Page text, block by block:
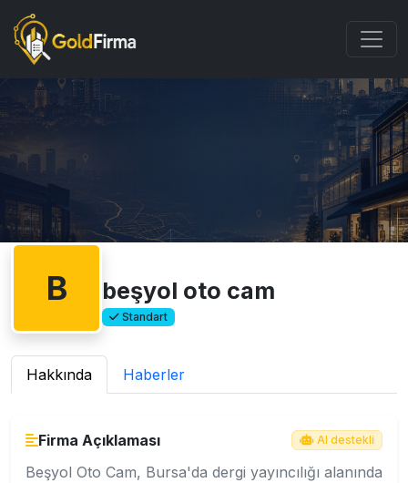
B beşyol oto cam
Standart
Hakkında Haberler
Firma Açıklaması AI destekli
Beşyol Oto Cam, Bursa'da dergi yayıncılığı alanında